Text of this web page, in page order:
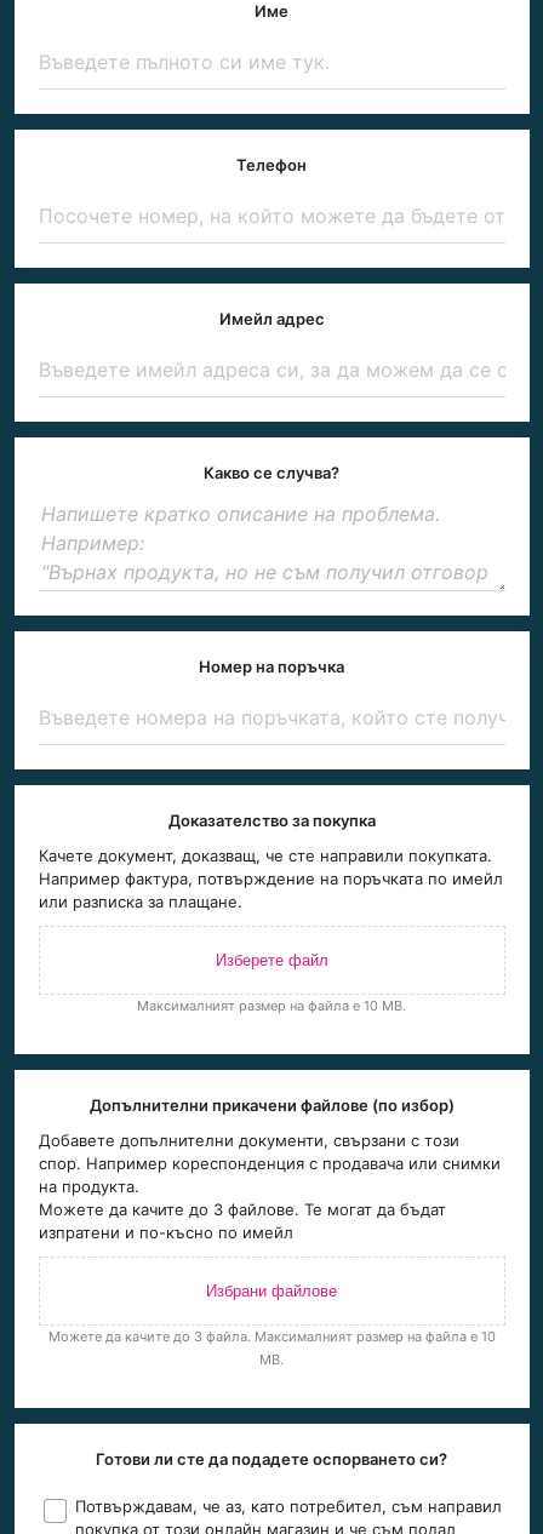
Име
Телефон
Имейл адрес
Какво се случва?
Номер на поръчка
Доказателство за покупка
Качете документ, доказващ, че сте направили покупката.
Например фактура, потвърждение на поръчката по имейл
или разписка за плащане.
Изберете файл
Максималният размер на файла е 10 MB.
Допълнителни прикачени файлове (по избор)
Добавете допълнителни документи, свързани с този
спор. Например кореспонденция с продавача или снимки
на продукта.
Можете да качите до 3 файлове. Те могат да бъдат
изпратени и по-късно по имейл
Избрани файлове
Можете да качите до 3 файла. Максималният размер на файла е 10
MB.
Готови ли сте да подадете оспорването си?
Потвърждавам, че аз, като потребител, съм направил
покупка от този онлайн магазин и че съм подал